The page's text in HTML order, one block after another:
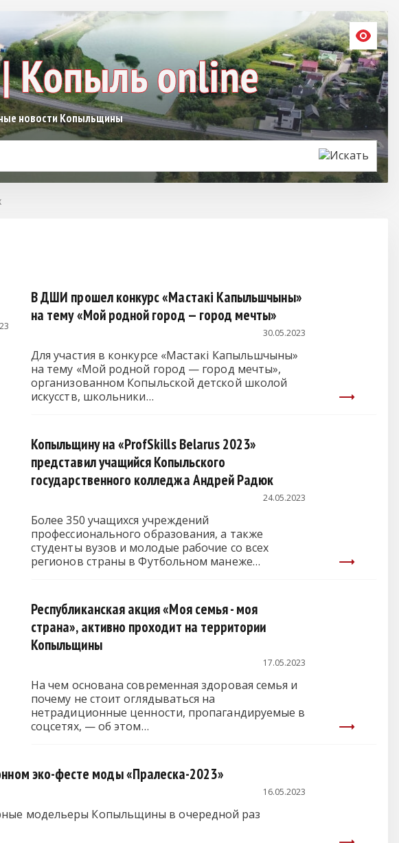
новости Копыльщины
В ДШИ прошел конкурс «Мастакі Капыльшчыны»
на тему «Мой родной город — город мечты»
30.05.2023
Для участия в конкурсе «Мастакі Капыльшчыны»
на тему «Мой родной город — город мечты»,
организованном Копыльской детской школой
искусств, школьники…
Копыльщину на «ProfSkills Belarus 2023»
представил учащийся Копыльского
государственного колледжа Андрей Радюк
24.05.2023
Более 350 учащихся учреждений
профессионального образования, а также
студенты вузов и молодые рабочие со всех
регионов страны в Футбольном манеже…
Республиканская акция «Моя семья - моя
страна», активно проходит на территории
Копыльщины
17.05.2023
На чем основана современная здоровая семья и
почему не стоит оглядываться на
нетрадиционные ценности, пропагандируемые в
соцсетях, — об этом…
эко-фесте моды «Пралеска-2023»
16.05.2023
модельеры Копыльщины в очередной раз